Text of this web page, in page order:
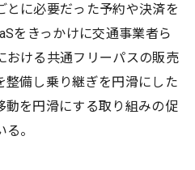
とに必要だった予約や決済を
をきっかけに交通事業者ら
おける共通フリーパスの販売
整備し乗り継ぎを円滑にした
動を円滑にする取り組みの促
。